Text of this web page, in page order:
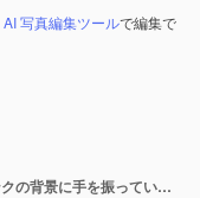
AI 写真編集ツールで編集で
デニム服を着た興奮した赤の男性がピンクの背景に手を振っています